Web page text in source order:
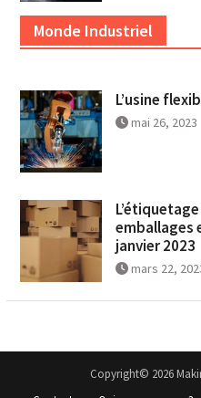
Monde Industriel
L’usine
mai 26, 2023
emballages
janvier 2023
mars 22,
Copyright© 2026